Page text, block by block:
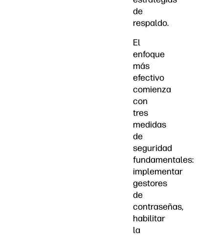
de
respaldo.
El
enfoque
más
efectivo
comienza
con
tres
medidas
de
seguridad
fundamentales:
implementar
gestores
de
contraseñas,
habilitar
la